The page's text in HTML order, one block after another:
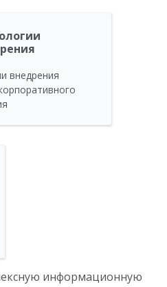
внедрения
информационную